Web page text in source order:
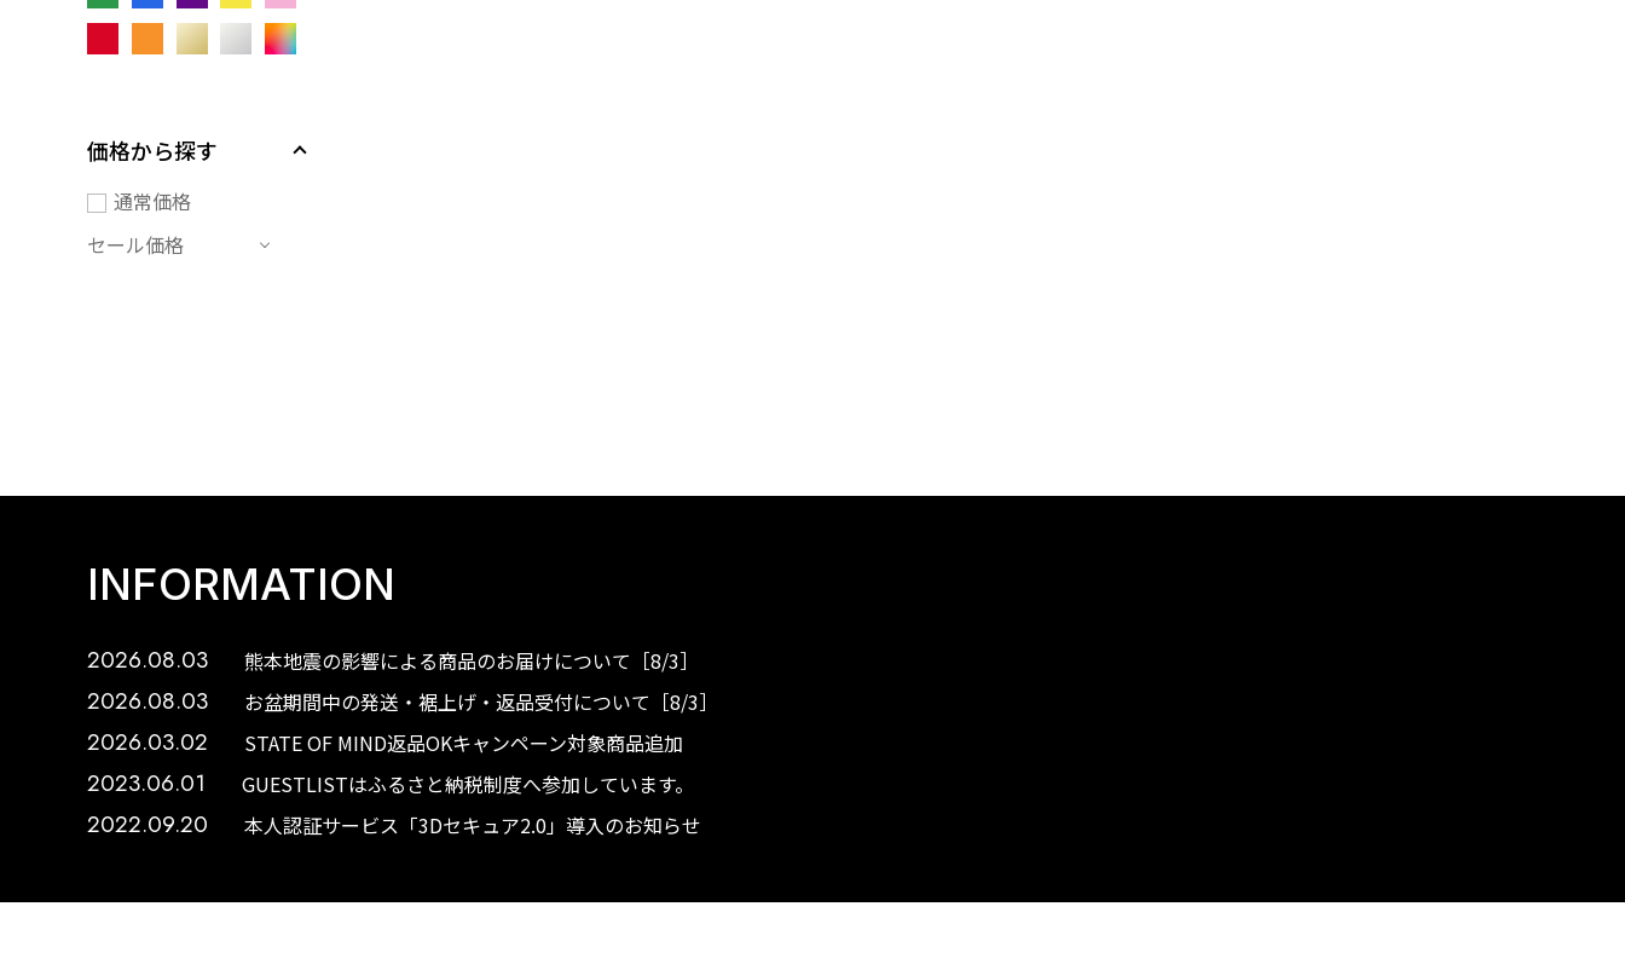
価格から探す
通常価格
セール価格
INFORMATION
2026.08.03 熊本地震の影響による商品のお届けについて［8/3］
2026.08.03 お盆期間中の発送・裾上げ・返品受付について［8/3］
2026.03.02 STATE OF MIND返品OKキャンペーン対象商品追加
2023.06.01 GUESTLISTはふるさと納税制度へ参加しています。
2022.09.20 本人認証サービス「3Dセキュア2.0」導入のお知らせ